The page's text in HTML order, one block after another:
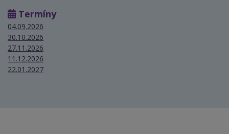
Termíny
04.09.2026
30.10.2026
27.11.2026
11.12.2026
22.01.2027